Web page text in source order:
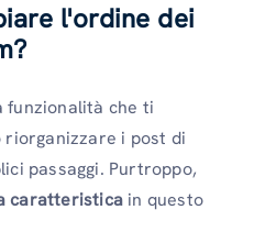
l'ordine dei
funzionalità che ti
i post di
passaggi. Purtroppo,
caratteristica in questo